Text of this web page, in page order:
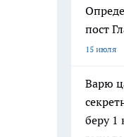
пост
15 июля
Варю
беру 1